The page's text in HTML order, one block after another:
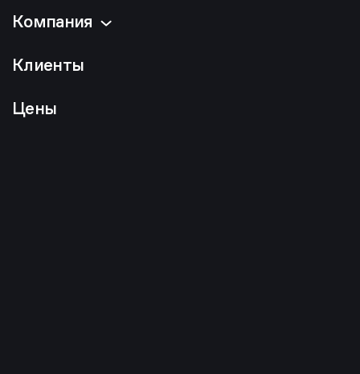
Компания
Клиенты
Цены